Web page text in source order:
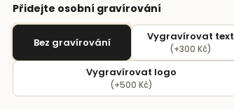
Přidejte osobní gravírování
Bez gravírování Vygravírovat text
(+300 Kč)
Vygravírovat logo
(+500 Kč)